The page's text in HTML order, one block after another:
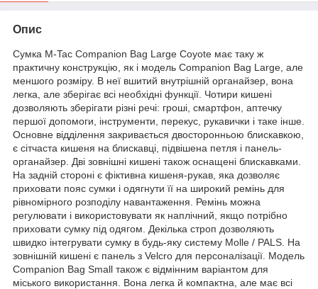
Опис
Сумка M-Tac Companion Bag Large Coyote має таку ж
практичну конструкцію, як і модель Companion Bag Large, але
меншого розміру. В неї вшитий внутрішній органайзер, вона
легка, але зберігає всі необхідні функції. Чотири кишені
дозволяють зберігати різні речі: гроші, смартфон, аптечку
першої допомоги, інструменти, перекус, рукавички і таке інше.
Основне відділення закривається двосторонньою блискавкою,
є сітчаста кишеня на блискавці, підвішена петля і панель-
органайзер. Дві зовнішні кишені також оснащені блискавками.
На задній стороні є фіктивна кишеня-рукав, яка дозволяє
приховати пояс сумки і одягнути її на широкий ремінь для
рівномірного розподілу навантаження. Ремінь можна
регулювати і використовувати як наплічний, якщо потрібно
приховати сумку під одягом. Декілька строп дозволяють
швидко інтегрувати сумку в будь-яку систему Molle / PALS. На
зовнішній кишені є панель з Velcro для персоналізації. Модель
Companion Bag Small також є відмінним варіантом для
міського використання. Вона легка й компактна, але має всі